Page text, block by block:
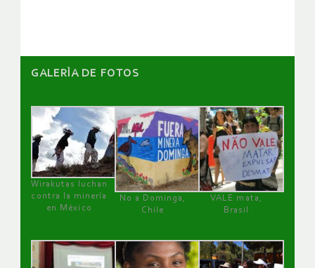
GALERÌA DE FOTOS
Wirakutas luchan
contra la minería
en México
No a Dominga,
Chile
VALE mata,
Brasil